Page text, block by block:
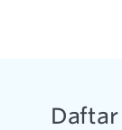
Daftar